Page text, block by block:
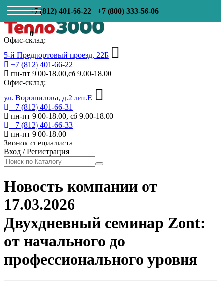
+7 (812) 401-66-22 +7 (800) 333-56-06
0
Офис-склад:
5-й Предпортовый проезд, 22Б
+7 (812) 401-66-22
пн-пт 9.00-18.00,сб 9.00-18.00
Офис-склад:
ул. Ворошилова, д.2 лит.Е
+7 (812) 401-66-31
пн-пт 9.00-18.00, сб 9.00-18.00
+7 (812) 401-66-33
пн-пт 9.00-18.00
Звонок специалиста
Вход /Регистрация
Новость компании от
17.03.2026
Двухдневный семинар Zont:
от начального до
профессионального уровня